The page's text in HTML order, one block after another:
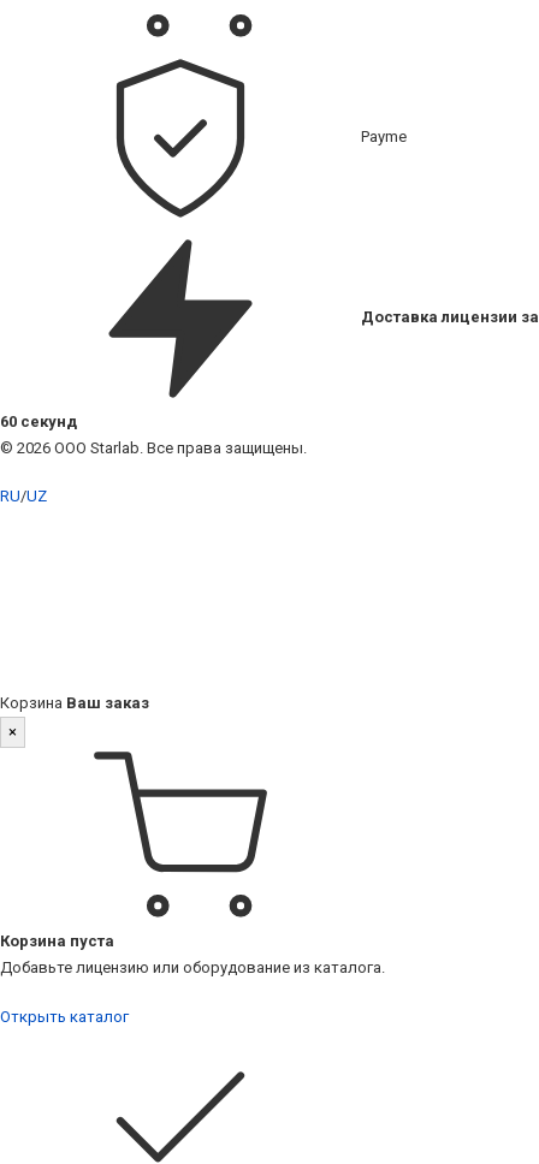
Payme
Доставка лицензии за
60 секунд
© 2026 ООО Starlab. Все права защищены.
RU/UZ
Корзина Ваш заказ
×
Корзина пуста
Добавьте лицензию или оборудование из каталога.
Открыть каталог